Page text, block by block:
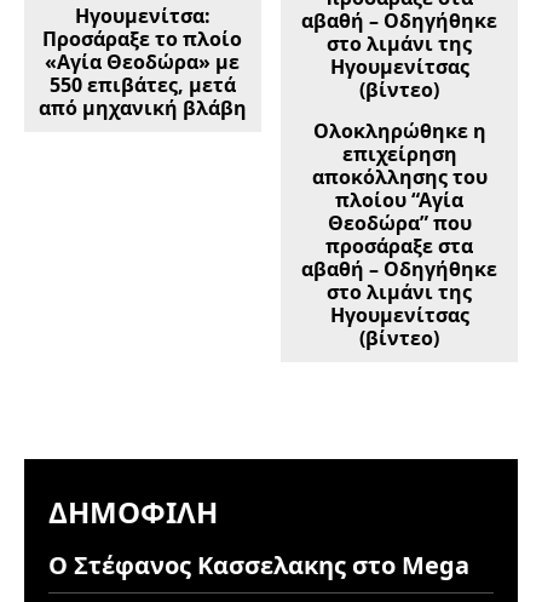
Ηγουμενίτσα:
Προσάραξε το πλοίο
«Αγία Θεοδώρα» με
550 επιβάτες, μετά
από μηχανική βλάβη
Ολοκληρώθηκε η
επιχείρηση
αποκόλλησης του
πλοίου “Αγία
Θεοδώρα” που
προσάραξε στα
αβαθή – Οδηγήθηκε
στο λιμάνι της
Ηγουμενίτσας
(βίντεο)
ΔΗΜΟΦΙΛΉ
Ο Στέφανος Κασσελακης στο Mega